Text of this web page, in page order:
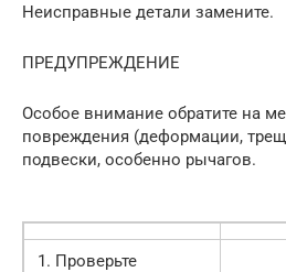
Неисправные детали замените.
ПРЕДУПРЕЖДЕНИЕ
Особое внимание обратите на
повреждения (деформации,
подвески, особенно рычагов.
1. Проверьте